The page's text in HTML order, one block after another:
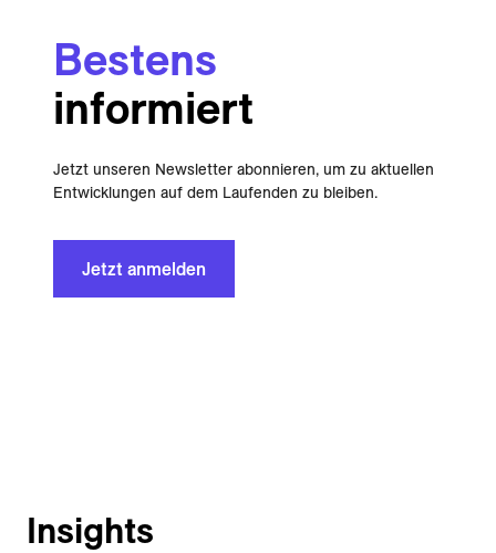
Bestens
informiert
Jetzt unseren Newsletter abonnieren, um zu aktuellen
Entwicklungen auf dem Laufenden zu bleiben.
Jetzt anmelden
Insights